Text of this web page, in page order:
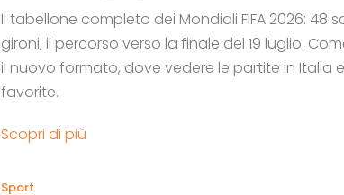
Il tabellone completo dei Mondiali FIFA 2026: 48
gironi, il percorso verso la finale del 19 luglio.
il nuovo formato, dove vedere le partite in Italia
favorite.
Scopri di più
Sport